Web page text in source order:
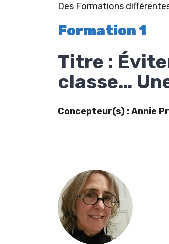
Des Formations
Formation 1
Titre :
classe…
Concepteur(s) : Annie